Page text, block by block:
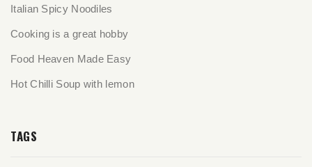
Italian Spicy Noodiles
Cooking is a great hobby
Food Heaven Made Easy
Hot Chilli Soup with lemon
TAGS